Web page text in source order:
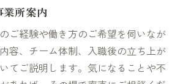
業所案内
ご経験や働き方のご希望を伺いなが
容、チーム体制、入職後の立ち上が
てご説明します。気になることや不